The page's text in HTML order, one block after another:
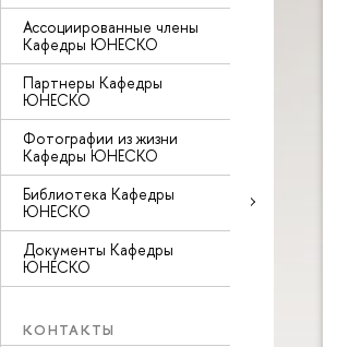
Ассоциированные члены
Кафедры ЮНЕСКО
Партнеры Кафедры
ЮНЕСКО
Фотографии из жизни
Кафедры ЮНЕСКО
Библиотека Кафедры
ЮНЕСКО
Документы Кафедры
ЮНЕСКО
КОНТАКТЫ